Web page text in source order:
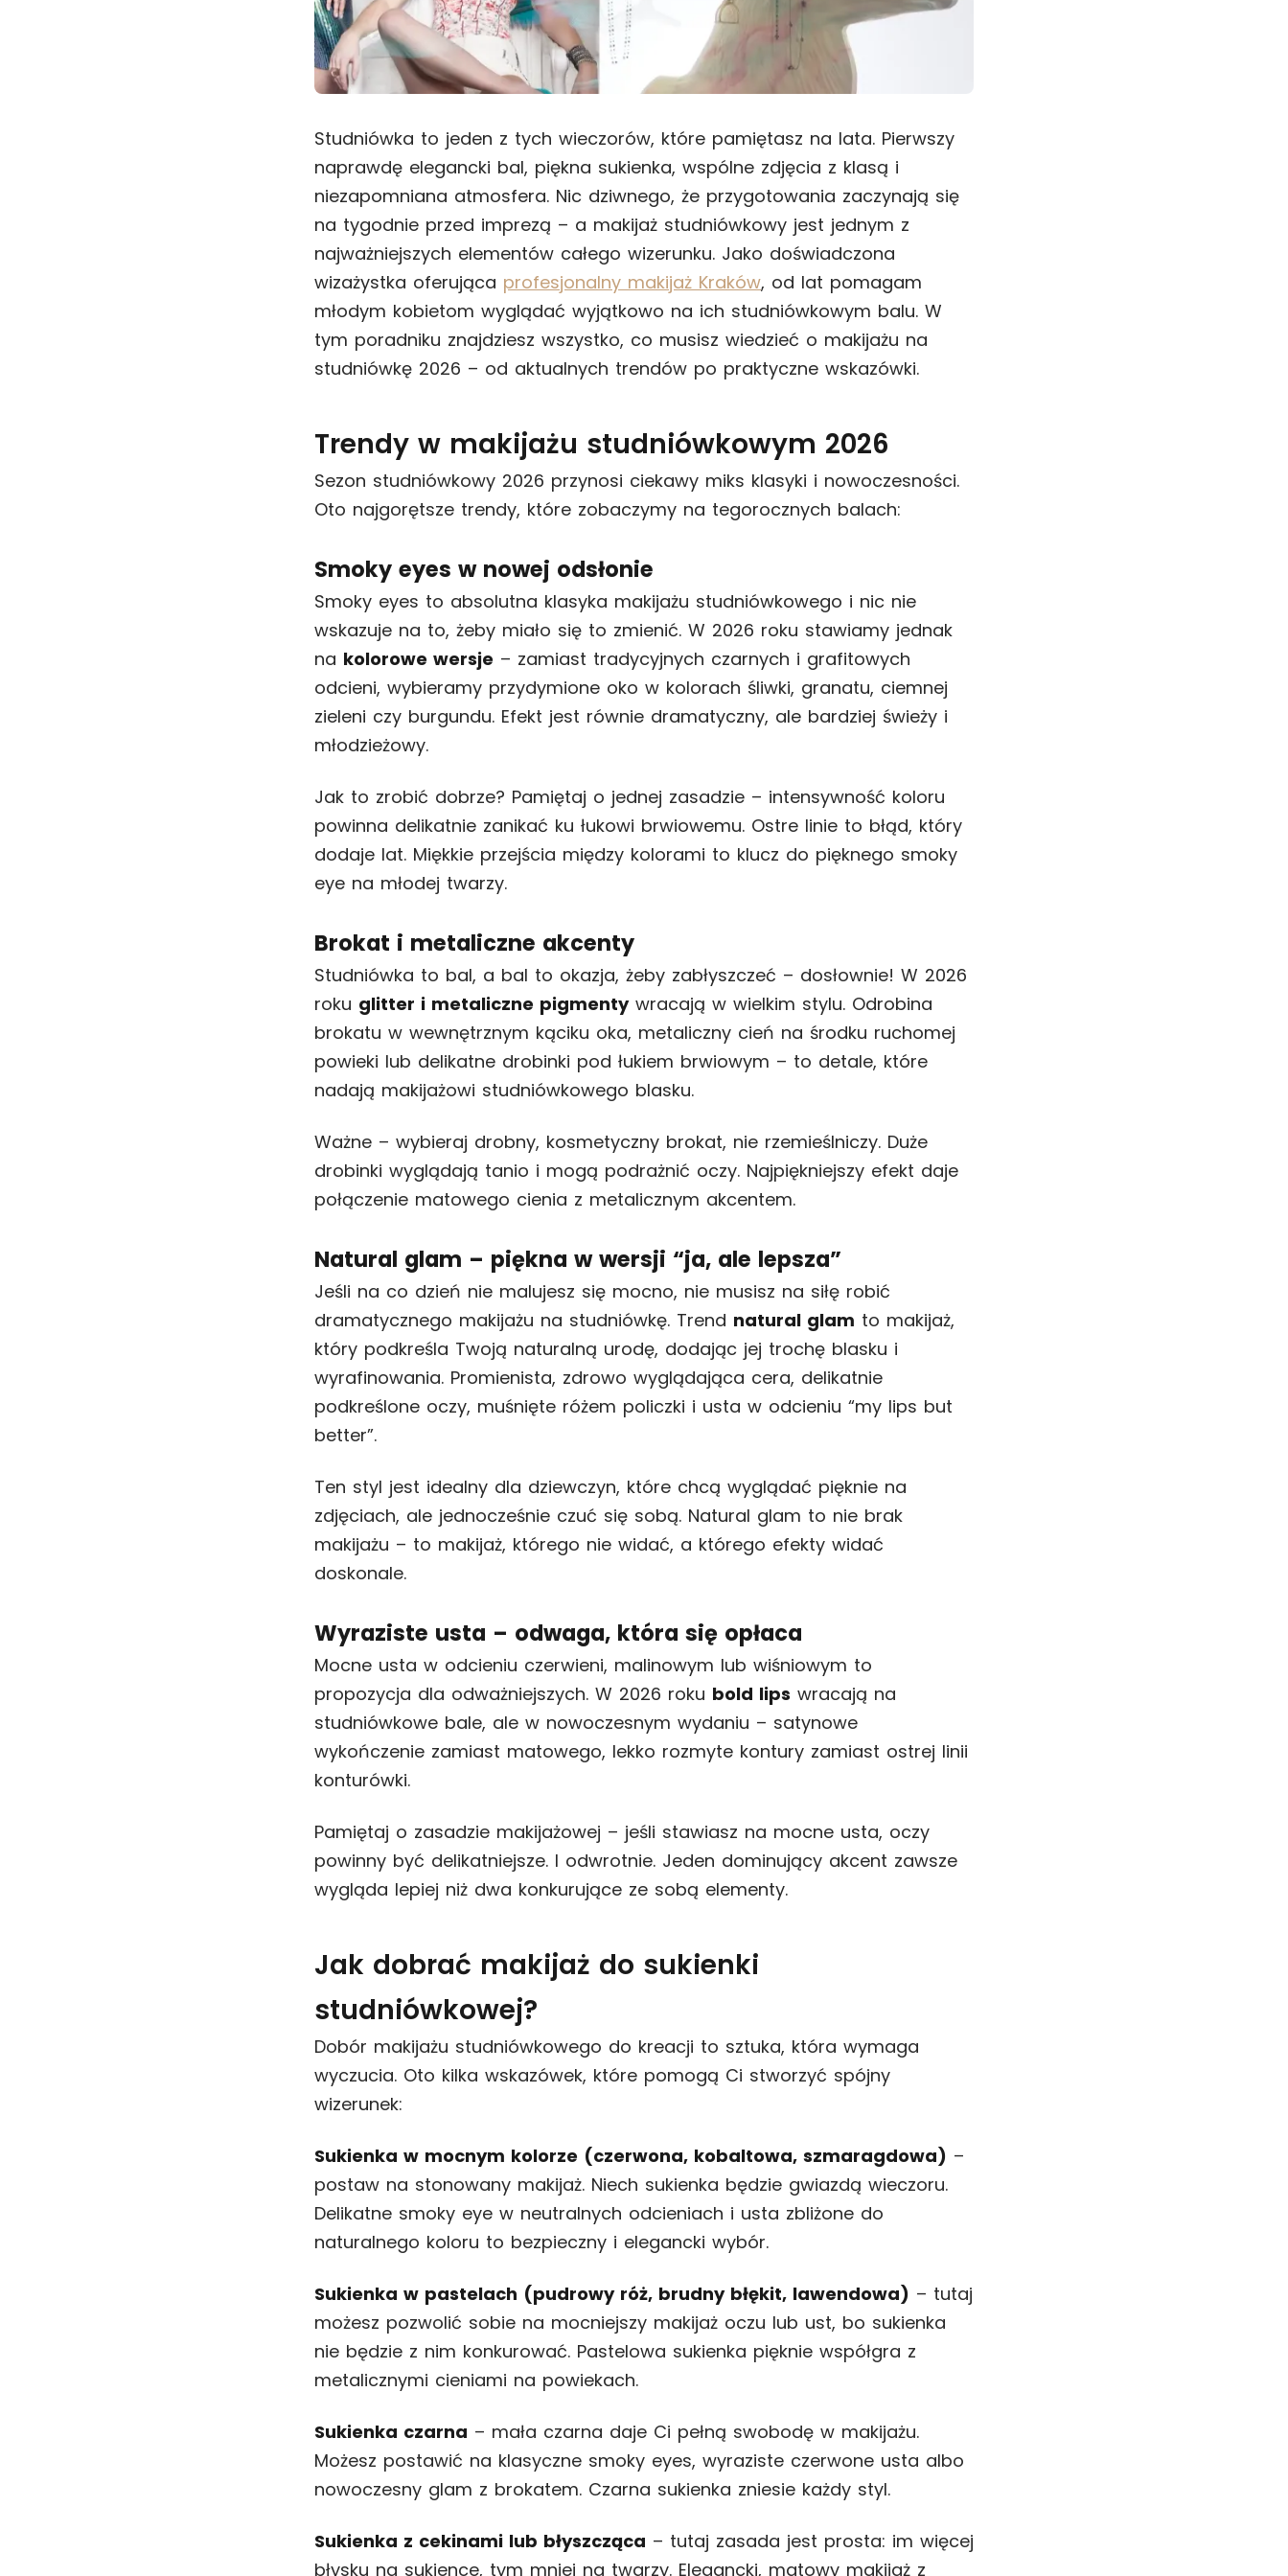
Studniówka to jeden z tych wieczorów, które pamiętasz na lata. Pierwszy
naprawdę elegancki bal, piękna sukienka, wspólne zdjęcia z klasą i
niezapomniana atmosfera. Nic dziwnego, że przygotowania zaczynają się
na tygodnie przed imprezą – a makijaż studniówkowy jest jednym z
najważniejszych elementów całego wizerunku. Jako doświadczona
wizażystka oferująca profesjonalny makijaż Kraków, od lat pomagam
młodym kobietom wyglądać wyjątkowo na ich studniówkowym balu. W
tym poradniku znajdziesz wszystko, co musisz wiedzieć o makijażu na
studniówkę 2026 – od aktualnych trendów po praktyczne wskazówki.
Trendy w makijażu studniówkowym 2026
Sezon studniówkowy 2026 przynosi ciekawy miks klasyki i nowoczesności.
Oto najgorętsze trendy, które zobaczymy na tegorocznych balach:
Smoky eyes w nowej odsłonie
Smoky eyes to absolutna klasyka makijażu studniówkowego i nic nie
wskazuje na to, żeby miało się to zmienić. W 2026 roku stawiamy jednak
na kolorowe wersje – zamiast tradycyjnych czarnych i grafitowych
odcieni, wybieramy przydymione oko w kolorach śliwki, granatu, ciemnej
zieleni czy burgundu. Efekt jest równie dramatyczny, ale bardziej świeży i
młodzieżowy.
Jak to zrobić dobrze? Pamiętaj o jednej zasadzie – intensywność koloru
powinna delikatnie zanikać ku łukowi brwiowemu. Ostre linie to błąd, który
dodaje lat. Miękkie przejścia między kolorami to klucz do pięknego smoky
eye na młodej twarzy.
Brokat i metaliczne akcenty
Studniówka to bal, a bal to okazja, żeby zabłyszczeć – dosłownie! W 2026
roku glitter i metaliczne pigmentywracają w wielkim stylu. Odrobina
brokatu w wewnętrznym kąciku oka, metaliczny cień na środku ruchomej
powieki lub delikatne drobinki pod łukiem brwiowym – to detale, które
nadają makijażowi studniówkowego blasku.
Ważne – wybieraj drobny, kosmetyczny brokat, nie rzemieślniczy. Duże
drobinki wyglądają tanio i mogą podrażnić oczy. Najpiękniejszy efekt daje
połączenie matowego cienia z metalicznym akcentem.
Natural glam – piękna w wersji “ja, ale lepsza”
Jeśli na co dzień nie malujesz się mocno, nie musisz na siłę robić
dramatycznego makijażu na studniówkę. Trend natural glam to makijaż,
który podkreśla Twoją naturalną urodę, dodając jej trochę blasku i
wyrafinowania. Promienista, zdrowo wyglądająca cera, delikatnie
podkreślone oczy, muśnięte różem policzki i usta w odcieniu “my lips but
better”.
Ten styl jest idealny dla dziewczyn, które chcą wyglądać pięknie na
zdjęciach, ale jednocześnie czuć się sobą. Natural glam to nie brak
makijażu – to makijaż, którego nie widać, a którego efekty widać
doskonale.
Wyraziste usta – odwaga, która się opłaca
Mocne usta w odcieniu czerwieni, malinowym lub wiśniowym to
propozycja dla odważniejszych. W 2026 roku bold lips wracają na
studniówkowe bale, ale w nowoczesnym wydaniu – satynowe
wykończenie zamiast matowego, lekko rozmyte kontury zamiast ostrej linii
konturówki.
Pamiętaj o zasadzie makijażowej – jeśli stawiasz na mocne usta, oczy
powinny być delikatniejsze. I odwrotnie. Jeden dominujący akcent zawsze
wygląda lepiej niż dwa konkurujące ze sobą elementy.
Jak dobrać makijaż do sukienki
studniówkowej?
Dobór makijażu studniówkowego do kreacji to sztuka, która wymaga
wyczucia. Oto kilka wskazówek, które pomogą Ci stworzyć spójny
wizerunek:
Sukienka w mocnym kolorze (czerwona, kobaltowa, szmaragdowa) –
postaw na stonowany makijaż. Niech sukienka będzie gwiazdą wieczoru.
Delikatne smoky eye w neutralnych odcieniach i usta zbliżone do
naturalnego koloru to bezpieczny i elegancki wybór.
Sukienka w pastelach (pudrowy róż, brudny błękit, lawendowa) – tutaj
możesz pozwolić sobie na mocniejszy makijaż oczu lub ust, bo sukienka
nie będzie z nim konkurować. Pastelowa sukienka pięknie współgra z
metalicznymi cieniami na powiekach.
Sukienka czarna – mała czarna daje Ci pełną swobodę w makijażu.
Możesz postawić na klasyczne smoky eyes, wyraziste czerwone usta albo
nowoczesny glam z brokatem. Czarna sukienka zniesie każdy styl.
Sukienka z cekinami lub błyszcząca – tutaj zasada jest prosta: im więcej
błysku na sukience, tym mniej na twarzy. Elegancki, matowy makijaż z